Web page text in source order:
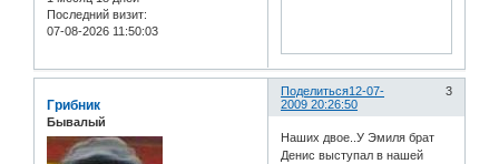
Последний визит:
07-08-2026 11:50:03
Поделиться 3
12-07-
2009 20:26:50
Грибник
Бывалый
Наших двое..У Эмиля брат
Денис выступал в нашей